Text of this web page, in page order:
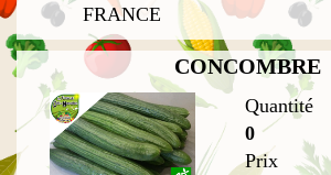
FRANCE
CONCOMBRE
Quantité
0
Prix